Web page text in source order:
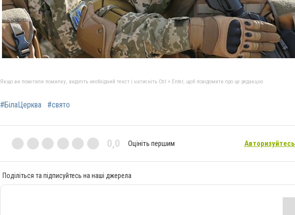
Якщо ви помітили помилку, виділіть необхідний текст і натисніть Ctrl + Enter, щоб повідомити про це редакцію
#БілаЦерква #свято
0,0 Оцініть першим Авторизуйтесь
Поділіться та підписуйтесь на наші джерела